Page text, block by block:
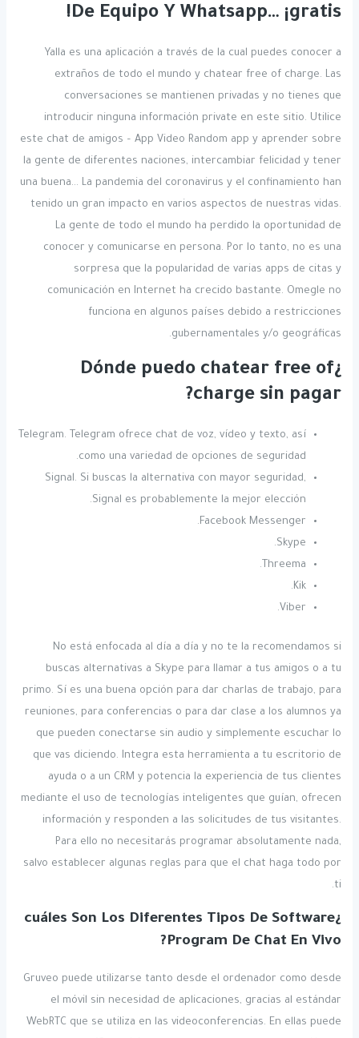
De Equipo Y Whatsapp… ¡gratis!
Yalla es una aplicación a través de la cual puedes conocer a
extraños de todo el mundo y chatear free of charge. Las
conversaciones se mantienen privadas y no tienes que
introducir ninguna información private en este sitio. Utilice
este chat de amigos – App Video Random app y aprender sobre
la gente de diferentes naciones, intercambiar felicidad y tener
una buena… La pandemia del coronavirus y el confinamiento han
tenido un gran impacto en varios aspectos de nuestras vidas.
La gente de todo el mundo ha perdido la oportunidad de
conocer y comunicarse en persona. Por lo tanto, no es una
sorpresa que la popularidad de varias apps de citas y
comunicación en Internet ha crecido bastante. Omegle no
funciona en algunos países debido a restricciones
gubernamentales y/o geográficas.
¿Dónde puedo chatear free of
charge sin pagar?
Telegram. Telegram ofrece chat de voz, vídeo y texto, así
como una variedad de opciones de seguridad.
Signal. Si buscas la alternativa con mayor seguridad,
Signal es probablemente la mejor elección.
Facebook Messenger.
Skype.
Threema.
Kik.
Viber.
No está enfocada al día a día y no te la recomendamos si
buscas alternativas a Skype para llamar a tus amigos o a tu
primo. Sí es una buena opción para dar charlas de trabajo, para
reuniones, para conferencias o para dar clase a los alumnos ya
que pueden conectarse sin audio y simplemente escuchar lo
que vas diciendo. Integra esta herramienta a tu escritorio de
ayuda o a un CRM y potencia la experiencia de tus clientes
mediante el uso de tecnologías inteligentes que guían, ofrecen
información y responden a las solicitudes de tus visitantes.
Para ello no necesitarás programar absolutamente nada,
salvo establecer algunas reglas para que el chat haga todo por
ti.
¿cuáles Son Los Diferentes Tipos De Software
Program De Chat En Vivo?
Gruveo puede utilizarse tanto desde el ordenador como desde
el móvil sin necesidad de aplicaciones, gracias al estándar
WebRTC que se utiliza en las videoconferencias. En ellas puede